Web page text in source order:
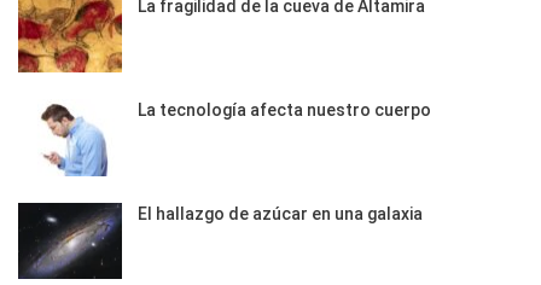
La fragilidad de la cueva de Altamira
La tecnología afecta nuestro cuerpo
El hallazgo de azúcar en una galaxia